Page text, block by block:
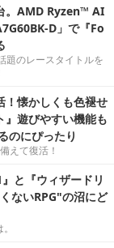
。AMD Ryzen™ AI
D」で『Fo
題のレースタイトルを
！懐かしくも色褪せ
』遊びやすい機能も
のにぴったり
えて復活！
と『ウィザードリ
ないRPG"の沼にど